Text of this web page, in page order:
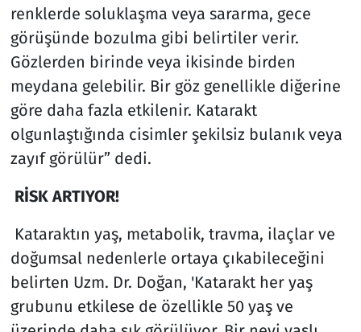
renklerde soluklaşma veya sararma, gece
görüşünde bozulma gibi belirtiler verir.
Gözlerden birinde veya ikisinde birden
meydana gelebilir. Bir göz genellikle diğerine
göre daha fazla etkilenir. Katarakt
olgunlaştığında cisimler şekilsiz bulanık veya
zayıf görülür” dedi.
RİSK ARTIYOR!
Kataraktın yaş, metabolik, travma, ilaçlar ve
doğumsal nedenlerle ortaya çıkabileceğini
belirten Uzm. Dr. Doğan, 'Katarakt her yaş
grubunu etkilese de özellikle 50 yaş ve